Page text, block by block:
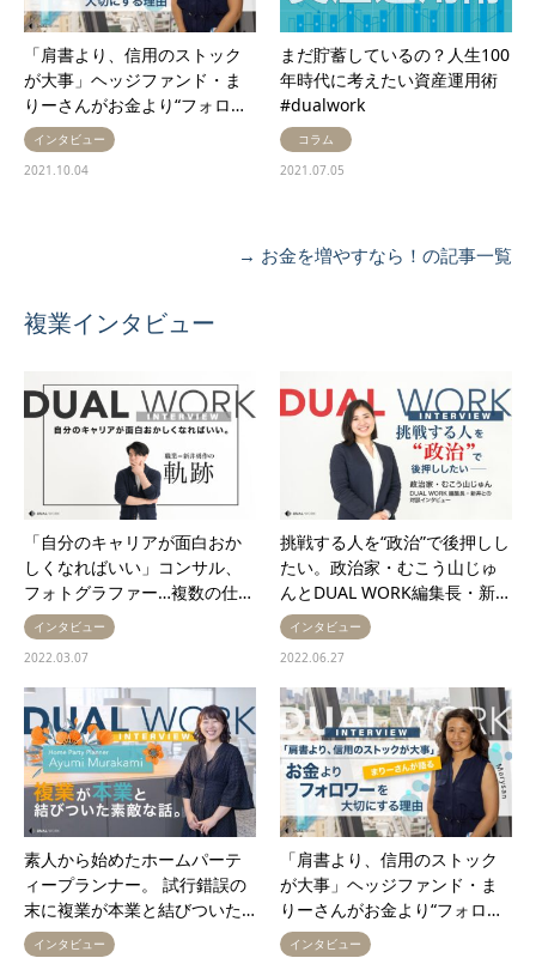
「肩書より、信用のストック
が大事」ヘッジファンド・ま
りーさんがお金より“フォロ…
インタビュー
2021.10.04
まだ貯蓄しているの？人生100
年時代に考えたい資産運用術
#dualwork
コラム
2021.07.05
→ お金を増やすなら！の記事一覧
複業インタビュー
「自分のキャリアが面白おか
しくなればいい」コンサル、
フォトグラファー…複数の仕…
インタビュー
2022.03.07
挑戦する人を“政治”で後押しし
たい。政治家・むこう山じゅ
んとDUAL WORK編集長・新…
インタビュー
2022.06.27
素人から始めたホームパーテ
ィープランナー。 試行錯誤の
末に複業が本業と結びついた…
インタビュー
「肩書より、信用のストック
が大事」ヘッジファンド・ま
りーさんがお金より“フォロ…
インタビュー